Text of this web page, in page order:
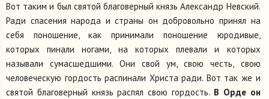
Вот таким и был святой благоверный князь Александр Невский.
Ради спасения народа и страны он добровольно принял на
себя поношение, как принимали поношение юродивые,
которых пинали ногами, на которых плевали и которых
называли сумасшедшими. Они свой ум, свою честь, свою
человеческую гордость распинали Христа ради. Вот так же и
святой благоверный князь распял свою гордость. В Орде он